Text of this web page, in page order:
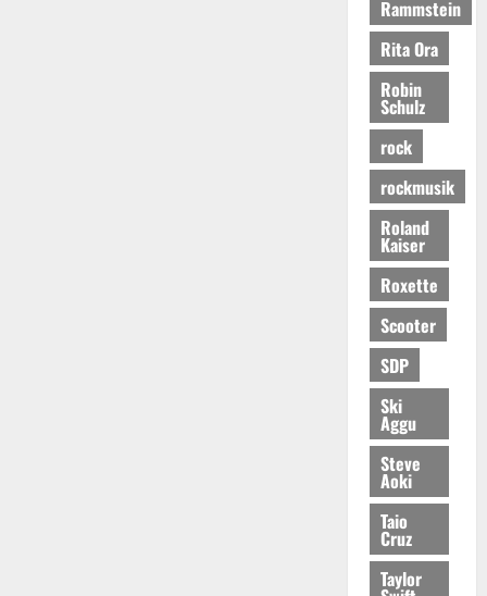
Rammstein
Rita Ora
Robin
Schulz
rock
rockmusik
Roland
Kaiser
Roxette
Scooter
SDP
Ski
Aggu
Steve
Aoki
Taio
Cruz
Taylor